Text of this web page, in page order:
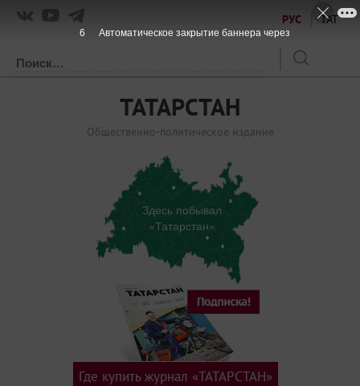
РУС ТАТ
ТАТАРСТАН
Общественно-политическое издание
Здесь побывал
«Татарстан»
Где купить журнал «ТАТАРСТАН»
6 Автоматическое закрытие баннера через